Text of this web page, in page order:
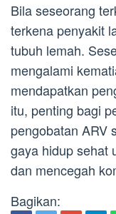
Bila seseorang
terkena penyakit
tubuh lemah.
mengalami
mendapatkan
itu, penting bagi
pengobatan ARV
gaya hidup sehat
dan mencegah
Bagikan: